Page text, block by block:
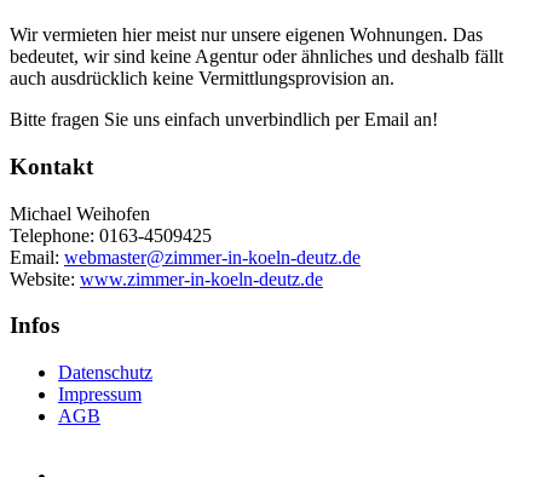
Wir vermieten hier meist nur unsere eigenen Wohnungen. Das
bedeutet, wir sind keine Agentur oder ähnliches und deshalb fällt
auch ausdrücklich keine Vermittlungsprovision an.
Bitte fragen Sie uns einfach unverbindlich per Email an!
Kontakt
Michael Weihofen
Telephone: 0163-4509425
Email: webmaster@zimmer-in-koeln-deutz.de
Website: www.zimmer-in-koeln-deutz.de
Infos
Datenschutz
Impressum
AGB